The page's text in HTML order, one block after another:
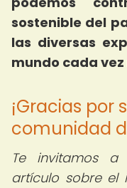
sostenible del
las diversas
mundo cada
¡Gracias por
comunidad
Te invitamos a
artículo sobre el